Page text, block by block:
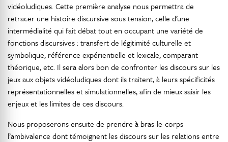
vidéoludiques. Cette première analyse nous permettra de
retracer une histoire discursive sous tension, celle d’une
intermédialité qui fait débat tout en occupant une variété de
fonctions discursives : transfert de légitimité culturelle et
symbolique, référence expérientielle et lexicale, comparant
théorique, etc. Il sera alors bon de confronter les discours sur les
jeux aux objets vidéoludiques dont ils traitent, à leurs spécificités
représentationnelles et simulationnelles, afin de mieux saisir les
enjeux et les limites de ces discours.
Nous proposerons ensuite de prendre à bras-le-corps
l’ambivalence dont témoignent les discours sur les relations entre